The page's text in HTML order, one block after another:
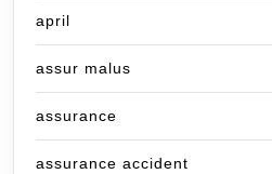
april
assur malus
assurance
assurance accident